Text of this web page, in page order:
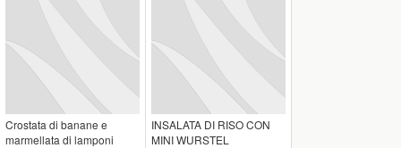
Crostata di banane e
marmellata di lamponi
INSALATA DI RISO CON
MINI WURSTEL